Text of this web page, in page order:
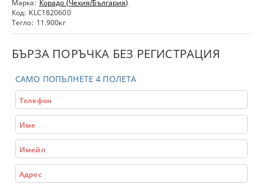
Марка: Корадо (Чехия/България)
Код: KLC1820600
Тегло: 11.900кг
БЪРЗА ПОРЪЧКА БЕЗ РЕГИСТРАЦИЯ
САМО ПОПЪЛНЕТЕ 4 ПОЛЕТА